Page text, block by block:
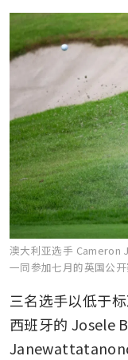
澳大利亚选手 Cameron
一同参加七月的英国公开
三名选手以低于
西班牙的 Josele